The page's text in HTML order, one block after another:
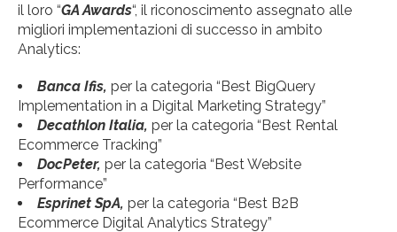
il loro “GA Awards“, il riconoscimento assegnato alle
migliori implementazioni di successo in ambito
Analytics:
Banca Ifis, per la categoria “Best BigQuery
Implementation in a Digital Marketing Strategy”
Decathlon Italia, per la categoria “Best Rental
Ecommerce Tracking”
DocPeter, per la categoria “Best Website
Performance”
Esprinet SpA, per la categoria “Best B2B
Ecommerce Digital Analytics Strategy”